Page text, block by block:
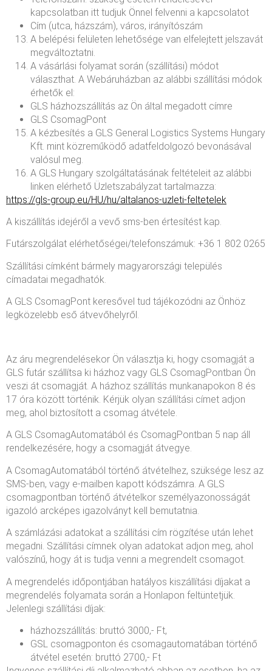
kapcsolatban itt tudjuk Önnel felvenni a kapcsolatot
Cím (utca, házszám), város, irányítószám
A belépési felületen lehetősége van elfelejtett jelszavát
megváltoztatni.
A vásárlási folyamat során (szállítási) módot
választhat. A Webáruházban az alábbi szállítási módok
érhetők el:
GLS házhozszállítás az Ön által megadott címre
GLS CsomagPont
A kézbesítés a GLS General Logistics Systems Hungary
Kft. mint közreműködő adatfeldolgozó bevonásával
valósul meg.
A GLS Hungary szolgáltatásának feltételeit az alábbi
linken elérhető Üzletszabályzat tartalmazza:
https://gls-group.eu/HU/hu/altalanos-uzleti-feltetelek
A kiszállítás idejéről a vevő sms-ben értesítést kap.
Futárszolgálat elérhetőségei/telefonszámuk: +36 1 802 0265
Szállítási címként bármely magyarországi település
címadatai megadhatók.
A GLS CsomagPont keresővel tud tájékozódni az Önhöz
legközelebb eső átvevőhelyről.
Az áru megrendelésekor Ön választja ki, hogy csomagját a
GLS futár szállítsa ki házhoz vagy GLS CsomagPontban Ön
veszi át csomagját. A házhoz szállítás munkanapokon 8 és
17 óra között történik. Kérjük olyan szállítási címet adjon
meg, ahol biztosított a csomag átvétele.
A GLS CsomagAutomatából és CsomagPontban 5 nap áll
rendelkezésére, hogy a csomagját átvegye.
A CsomagAutomatából történő átvételhez, szüksége lesz az
SMS-ben, vagy e-mailben kapott kódszámra. A GLS
csomagpontban történő átvételkor személyazonosságát
igazoló arcképes igazolványt kell bemutatnia.
A számlázási adatokat a szállítási cím rögzítése után lehet
megadni. Szállítási címnek olyan adatokat adjon meg, ahol
valószínű, hogy át is tudja venni a megrendelt csomagot.
A megrendelés időpontjában hatályos kiszállítási díjakat a
megrendelés folyamata során a Honlapon feltüntetjük.
Jelenlegi szállítási díjak:
házhozszállítás: bruttó 3000,- Ft,
GSL csomagponton és csomagautomatában történő
átvétel esetén: bruttó 2700,- Ft